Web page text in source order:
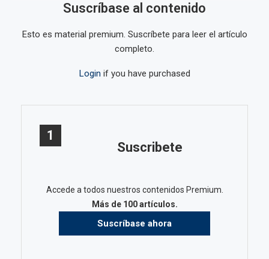
Suscríbase al contenido
Esto es material premium. Suscríbete para leer el artículo
completo.
Login if you have purchased
1
Suscribete
Accede a todos nuestros contenidos Premium.
Más de 100 artículos.
Suscríbase ahora